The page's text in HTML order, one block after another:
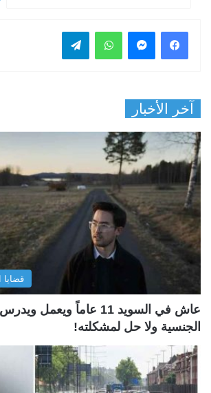
فيسبوك واتساب
آخر الأخبار
قضايا
عاش في السويد 11 عاماً
الجنسية ولا حل لمشكلته!